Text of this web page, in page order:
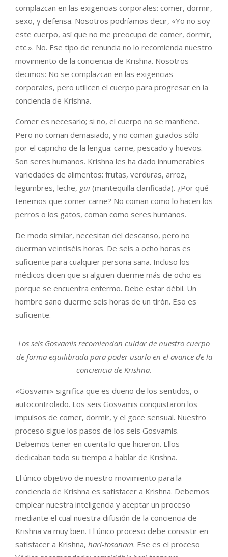
complazcan en las exigencias corporales: comer, dormir,
sexo, y defensa. Nosotros podríamos decir, «Yo no soy
este cuerpo, así que no me preocupo de comer, dormir,
etc.». No. Ese tipo de renuncia no lo recomienda nuestro
movimiento de la conciencia de Krishna. Nosotros
decimos: No se complazcan en las exigencias
corporales, pero utilicen el cuerpo para progresar en la
conciencia de Krishna.
Comer es necesario; si no, el cuerpo no se mantiene.
Pero no coman demasiado, y no coman guiados sólo
por el capricho de la lengua: carne, pescado y huevos.
Son seres humanos. Krishna les ha dado innumerables
variedades de alimentos: frutas, verduras, arroz,
legumbres, leche, gui (mantequilla clarificada). ¿Por qué
tenemos que comer carne? No coman como lo hacen los
perros o los gatos, coman como seres humanos.
De modo similar, necesitan del descanso, pero no
duerman veintiséis horas. De seis a ocho horas es
suficiente para cualquier persona sana. Incluso los
médicos dicen que si alguien duerme más de ocho es
porque se encuentra enfermo. Debe estar débil. Un
hombre sano duerme seis horas de un tirón. Eso es
suficiente.
Los seis Gosvamis recomiendan cuidar de nuestro cuerpo
de forma equilibrada para poder usarlo en el avance de la
conciencia de Krishna.
«Gosvami» significa que es dueño de los sentidos, o
autocontrolado. Los seis Gosvamis conquistaron los
impulsos de comer, dormir, y el goce sensual. Nuestro
proceso sigue los pasos de los seis Gosvamis.
Debemos tener en cuenta lo que hicieron. Ellos
dedicaban todo su tiempo a hablar de Krishna.
El único objetivo de nuestro movimiento para la
conciencia de Krishna es satisfacer a Krishna. Debemos
emplear nuestra inteligencia y aceptar un proceso
mediante el cual nuestra difusión de la conciencia de
Krishna va muy bien. El único proceso debe consistir en
satisfacer a Krishna, hari-tosanam. Ese es el proceso